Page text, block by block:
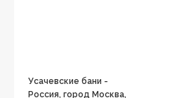
Усачевские бани -
Россия, город Москва,